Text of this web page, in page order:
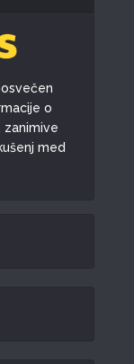
o
zanimive
med